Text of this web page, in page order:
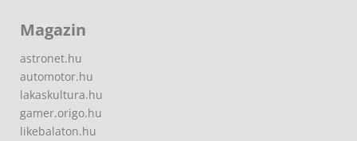
Magazin
astronet.hu
automotor.hu
lakaskultura.hu
gamer.origo.hu
likebalaton.hu